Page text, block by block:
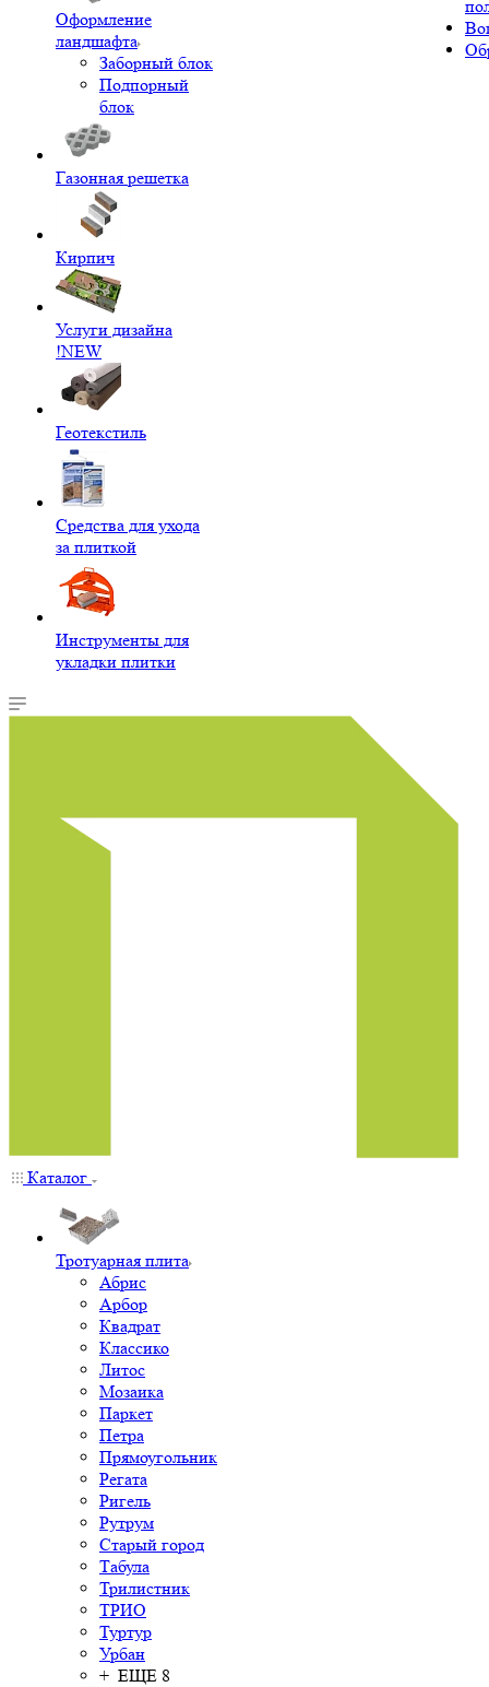
Оформление
ландшафта
Заборный блок
Подпорный
блок
Газонная решетка
Кирпич
Услуги дизайна
!NEW
Геотекстиль
Средства для ухода
за плиткой
Инструменты для
укладки плитки
Каталог
Тротуарная плита
Абрис
Арбор
Квадрат
Классико
Литос
Мозаика
Паркет
Петра
Прямоугольник
Регата
Ригель
Рутрум
Старый город
Табула
Трилистник
ТРИО
Туртур
Урбан
+ ЕЩЕ 8